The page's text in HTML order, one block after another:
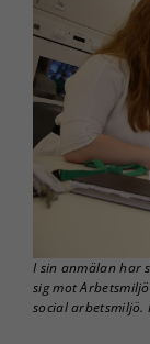
I sin anmälan har
sig mot
social arbetsmiljö.